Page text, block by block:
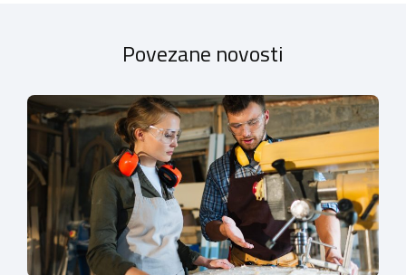
Povezane novosti